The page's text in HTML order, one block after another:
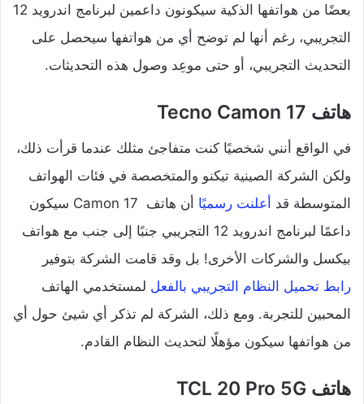
بعضًا من هواتفها الذكية سيكونون داعمين لبرنامج اندرويد 12
التجريبي، رغم أنها لم توضح أي من هواتفها سيحصل على
التحديث التجريبي، أو حتى موعِد وصول هذه التحديثات.
هاتف Tecno Camon 17
في الواقع أنني شخصيًا كنت متفاجئ مثلك عندما قرأت ذلك،
ولكن الشركة الصينية تيكنو والمتخصصة في فئات الهواتف
المتوسطة قد أعلنت رسميًا
أن هاتف Camon 17 سيكون
داعمًا لبرنامج اندرويد 12 التجريبي جنبًا إلى جنب مع هواتف
بيكسل والشركات الأخرى! بل وقد قامت الشركة بتوفير
رابط تحميل النظام التجريبي بالفعل لمستخدمي الهاتف
المحبين للتجربة. ومع ذلك، الشركة لم تذكر أي شيئ حول أي
من هواتفها سيكون مؤهلًا لتحديث النظام القادم.
هاتف TCL 20 Pro 5G